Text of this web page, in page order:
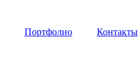
Портфолио Контакты